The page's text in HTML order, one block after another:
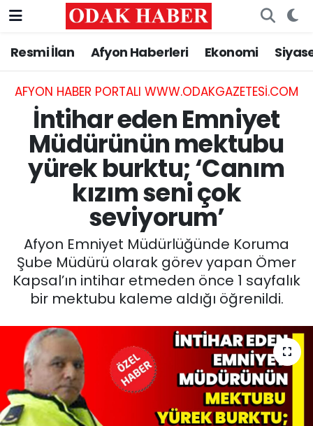
Resmi İlan Afyon Haberleri Ekonomi
AFYON HABER PORTALI WWW.ODAKGAZETESI.COM
İntihar eden Emniyet
Müdürünün mektubu
yürek burktu; ‘Canım
kızım seni çok
seviyorum’
Afyon Emniyet Müdürlüğünde Koruma
Şube Müdürü olarak görev yapan Ömer
Kapsal’ın intihar etmeden önce 1 sayfalık
bir mektubu kaleme aldığı öğrenildi.
AFYONKARAHİSAR HABERLERİ
Resmi İlan
ASAYİŞ
GÜNCEL
SİYASET
MAGAZİN
SAĞLIK
SPOR
11:11 MANŞET
Nöbetçi Eczaneler
Hava Durumu
Trafik Durumu
Süper Lig Puan Durumu ve Fikstür
Tüm Manşetler
Son Dakika Haberleri
Haber Arşivi